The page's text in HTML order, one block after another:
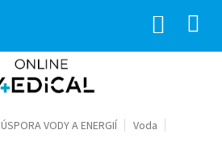
ÚSPORA VODY A ENERGIÍ
Voda